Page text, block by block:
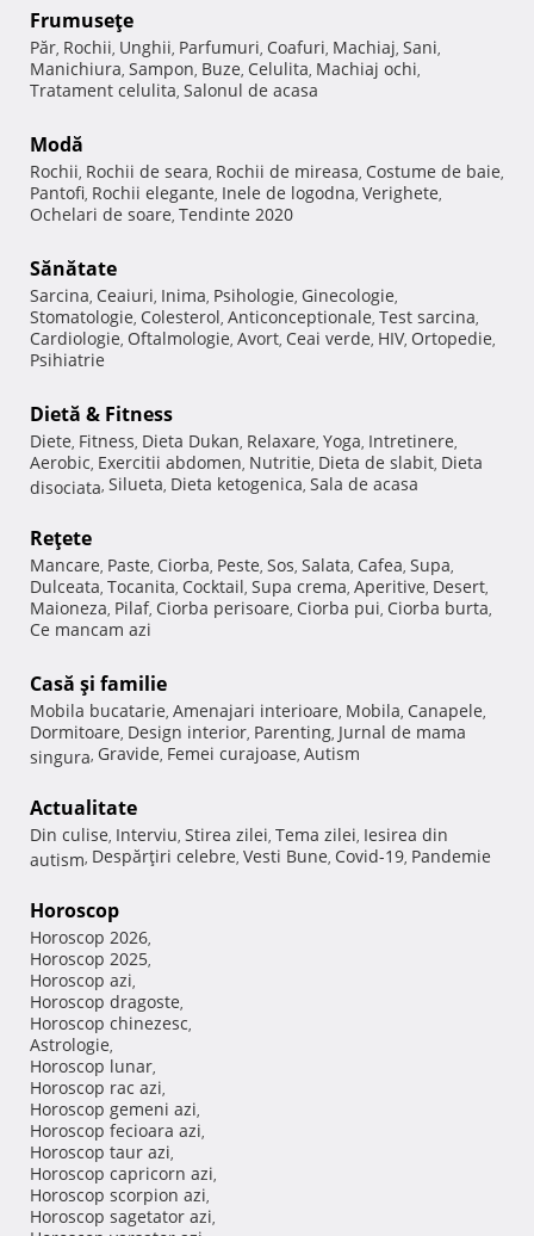
Frumuseţe
Păr, Rochii, Unghii, Parfumuri, Coafuri, Machiaj, Sani,
Manichiura, Sampon, Buze, Celulita, Machiaj ochi,
Tratament celulita, Salonul de acasa
Modă
Rochii, Rochii de seara, Rochii de mireasa, Costume de baie,
Pantofi, Rochii elegante, Inele de logodna, Verighete,
Ochelari de soare, Tendinte 2020
Sănătate
Sarcina, Ceaiuri, Inima, Psihologie, Ginecologie,
Stomatologie, Colesterol, Anticonceptionale, Test sarcina,
Cardiologie, Oftalmologie, Avort, Ceai verde, HIV, Ortopedie,
Psihiatrie
Dietă & Fitness
Diete, Fitness, Dieta Dukan, Relaxare, Yoga, Intretinere,
Aerobic, Exercitii abdomen, Nutritie, Dieta de slabit, Dieta
disociata, Silueta, Dieta ketogenica, Sala de acasa
Reţete
Mancare, Paste, Ciorba, Peste, Sos, Salata, Cafea, Supa,
Dulceata, Tocanita, Cocktail, Supa crema, Aperitive, Desert,
Maioneza, Pilaf, Ciorba perisoare, Ciorba pui, Ciorba burta,
Ce mancam azi
Casă şi familie
Mobila bucatarie, Amenajari interioare, Mobila, Canapele,
Dormitoare, Design interior, Parenting, Jurnal de mama
singura, Gravide, Femei curajoase, Autism
Actualitate
Din culise, Interviu, Stirea zilei, Tema zilei, Iesirea din
autism, Despărţiri celebre, Vesti Bune, Covid-19, Pandemie
Horoscop
Horoscop 2026,
Horoscop 2025,
Horoscop azi,
Horoscop dragoste,
Horoscop chinezesc,
Astrologie,
Horoscop lunar,
Horoscop rac azi,
Horoscop gemeni azi,
Horoscop fecioara azi,
Horoscop taur azi,
Horoscop capricorn azi,
Horoscop scorpion azi,
Horoscop sagetator azi,